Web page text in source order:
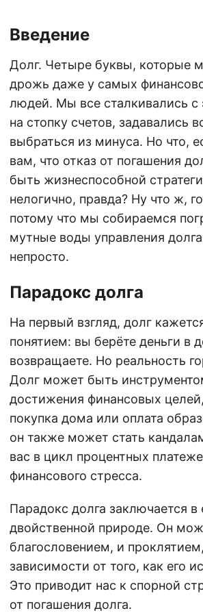
Введение
Долг. Четыре буквы, которые
дрожь даже у самых
людей. Мы все сталкивались с
на стопку счетов, задавались
выбраться из минуса. Но что,
вам, что отказ от погашения
быть жизнеспособной
нелогично, правда? Ну что ж,
потому что мы собираемся
мутные воды управления
непросто.
Парадокс долга
На первый взгляд, долг
понятием: вы берёте деньги в
возвращаете. Но реальность
Долг может быть
достижения финансовых
покупка дома или оплата
он также может стать
вас в цикл процентных
финансового стресса.
Парадокс долга заключается в
двойственной природе. Он
благословением, и
зависимости от того, как его
Это приводит нас к спорной
от погашения долга.